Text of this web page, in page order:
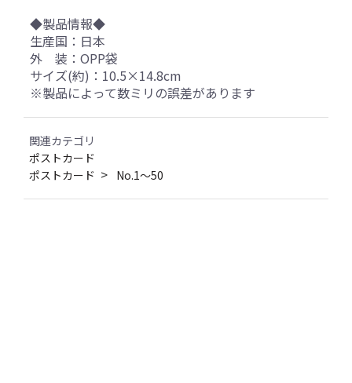
◆製品情報◆
生産国：日本
外 装：OPP袋
サイズ(約)：10.5×14.8cm
※製品によって数ミリの誤差があります
関連カテゴリ
ポストカード
ポストカード
No.1～50